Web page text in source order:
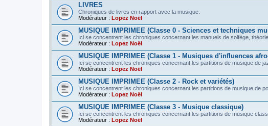
LIVRES
Chroniques de livres en rapport avec la musique.
Modérateur : Lopez Noël
MUSIQUE IMPRIMEE (Classe 0 - Sciences et techniques
Ici se concentrent les chroniques concernant les manuels de solfège,
Modérateur : Lopez Noël
MUSIQUE IMPRIMEE (Classe 1 - Musiques d'influences
Ici se concentrent les chroniques concernant les partitions de musique de
Modérateur : Lopez Noël
MUSIQUE IMPRIMEE (Classe 2 - Rock et variétés)
Ici se concentrent les chroniques concernant les partitions de musique de
Modérateur : Lopez Noël
MUSIQUE IMPRIMEE (Classe 3 - Musique classique)
Ici se concentrent les chroniques concernant les partitions de musique
Modérateur : Lopez Noël